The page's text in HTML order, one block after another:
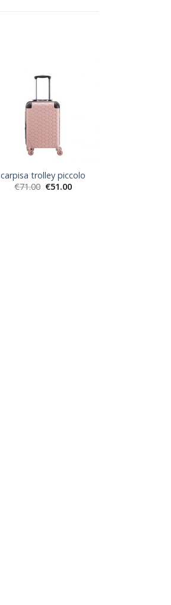
carpisa trolley piccolo
€71.00 €51.00